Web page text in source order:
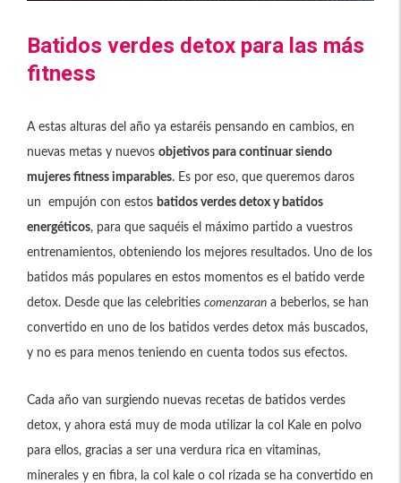
Batidos verdes detox para las más
fitness
A estas alturas del año ya estaréis pensando en cambios, en
nuevas metas y nuevos objetivos para continuar siendo
mujeres fitness imparables. Es por eso, que queremos daros
un empujón con estos batidos verdes detox y batidos
energéticos, para que saquéis el máximo partido a vuestros
entrenamientos, obteniendo los mejores resultados. Uno de los
batidos más populares en estos momentos es el batido verde
detox. Desde que las celebrities comenzaran a beberlos, se han
convertido en uno de los batidos verdes detox más buscados,
y no es para menos teniendo en cuenta todos sus efectos.
Cada año van surgiendo nuevas recetas de batidos verdes
detox, y ahora está muy de moda utilizar la col Kale en polvo
para ellos, gracias a ser una verdura rica en vitaminas,
minerales y en fibra, la col kale o col rizada se ha convertido en